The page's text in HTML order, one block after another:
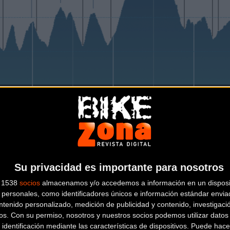
Su privacidad es importante para nosotros
socios almacenamos y/o accedemos a información en un
como identificadores únicos e información estándar
personalizado, medición de publicidad y contenido,
Con su permiso, nosotros y nuestros socios podemos utilizar
mediante las características de dispositivos. Puede
ha decidido mantener también el material obligatorio que
en la anterior edición con la voluntad de incidir
junto con la UEC y la UCI, ha manifestado su voluntad de
esta problemática ya que discurre por el perímetro del
su voluntad de ser más taxativos con aquellos